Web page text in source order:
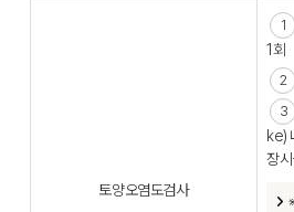
토양오염도검사
1회
ke)
장